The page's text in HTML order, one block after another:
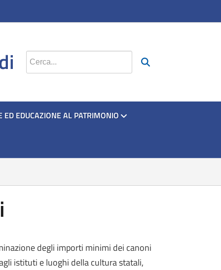
ED EDUCAZIONE AL PATRIMONIO
degli importi minimi dei canoni
istituti e luoghi della cultura statali,